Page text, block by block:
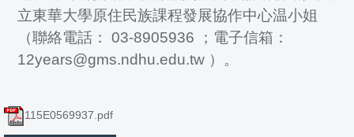
立東華大學原住民族課程發展協作中心温小姐
（聯絡電話： 03-8905936 ；電子信箱：
12years@gms.ndhu.edu.tw ）。
115E0569937.pdf